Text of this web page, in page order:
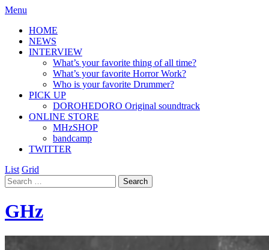
Menu
HOME
NEWS
INTERVIEW
What’s your favorite thing of all time?
What’s your favorite Horror Work?
Who is your favorite Drummer?
PICK UP
DOROHEDORO Original soundtrack
ONLINE STORE
MHzSHOP
bandcamp
TWITTER
List Grid
GHz